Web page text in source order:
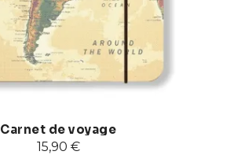
Carnet de voyage
15,90 €